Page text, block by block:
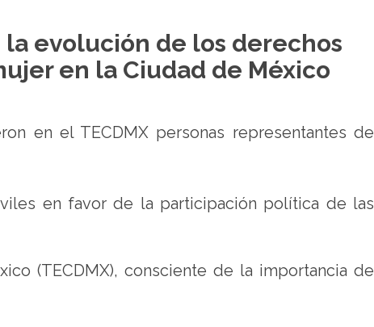
evolución de los derechos
en la Ciudad de México
en el TECDMX personas representantes de
en favor de la participación política de las
(TECDMX), consciente de la importancia de